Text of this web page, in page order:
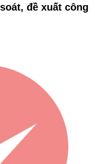
đề xuất công